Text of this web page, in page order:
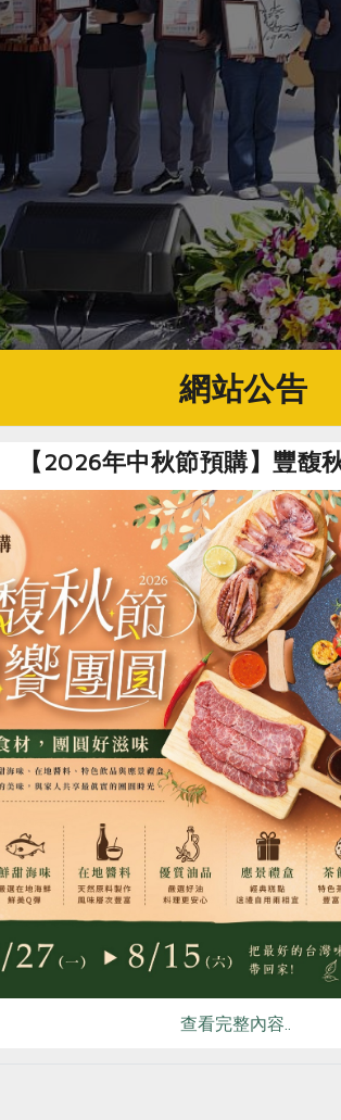
輕族群與健身族群，結合主打健康餐盒
性健身連鎖品牌「Curves可爾姿（韻智
哈肯舖」選用臺灣國產雜糧紅藜、紅豆
桌。深耕國產雜糧產銷的品牌「瓜瓜園
國際賽事的優質合作夥伴，將國產雜糧推
迎體驗 互動遊戲「植」感好禮相送
規劃於「2025米糧俱樂部」活動，展示
與「國產雜糧知識週」趣味闖關遊戲，
成攤位互動任務的民眾，即可獲贈限量
廣場的國產雜糧計畫攤位，體驗國產雜糧
RPET 食譜 減硝酸鹽 雞蛋
網站公告
【2026年中秋節預購】豐馥
查看完整內容..